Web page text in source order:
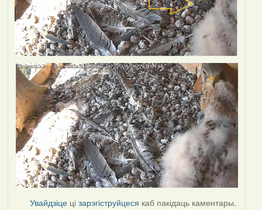
Увайдзіце цізарэгіструйцеся каб пакідаць каментары.